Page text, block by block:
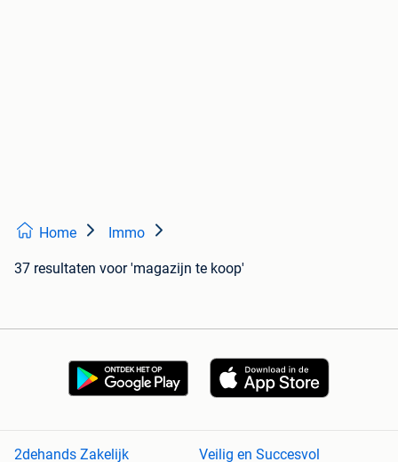
Home Immo
37 resultaten voor 'magazijn te koop'
2dehands Zakelijk Veilig en Succesvol